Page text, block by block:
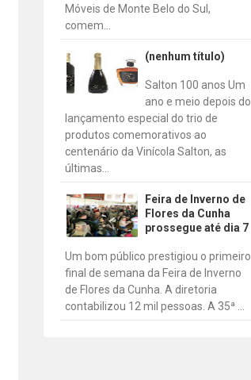
Móveis de Monte Belo do Sul,
comem...
(nenhum título)
Salton 100 anos Um
ano e meio depois do
lançamento especial do trio de
produtos comemorativos ao
centenário da Vinícola Salton, as
últimas...
Feira de Inverno de
Flores da Cunha
prossegue até dia 7
Um bom público prestigiou o primeiro
final de semana da Feira de Inverno
de Flores da Cunha. A diretoria
contabilizou 12 mil pessoas. A 35ª ...